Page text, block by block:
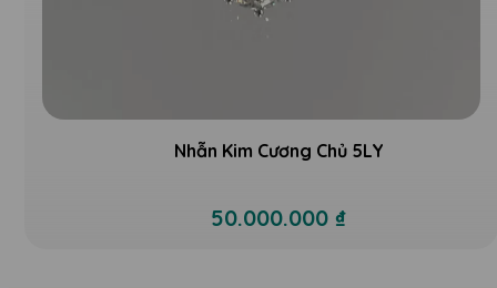
Nhẫn Kim Cương Chủ 5LY
50.000.000 ₫